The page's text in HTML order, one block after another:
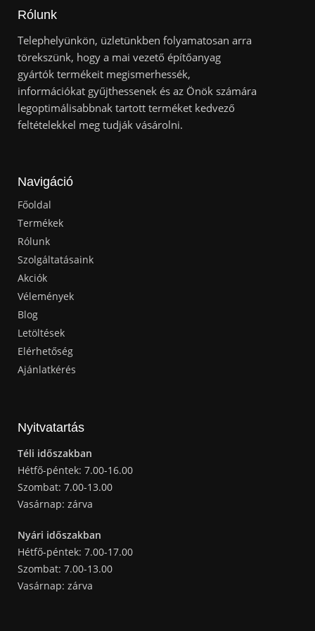
Rólunk
Telephelyünkön, üzletünkben folyamatosan arra
törekszünk, hogy a mai vezető építőanyag
gyártók termékeit megismerhessék,
információkat gyűjthessenek és az Önök számára
legoptimálisabbnak tartott terméket kedvező
feltételekkel meg tudják vásárolni.
Navigáció
Főoldal
Termékek
Rólunk
Szolgáltatásaink
Akciók
Vélemények
Blog
Letöltések
Elérhetőség
Ajánlatkérés
Nyitvatartás
Téli időszakban
Hétfő-péntek: 7.00-16.00
Szombat: 7.00-13.00
Vasárnap: zárva
Nyári időszakban
Hétfő-péntek: 7.00-17.00
Szombat: 7.00-13.00
Vasárnap: zárva